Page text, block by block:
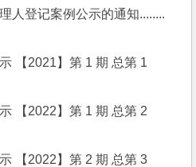
人登记案例公示的通知........
【2021】第 1 期 总第 1
【2022】第 1 期 总第 2
【2022】第 2 期 总第 3